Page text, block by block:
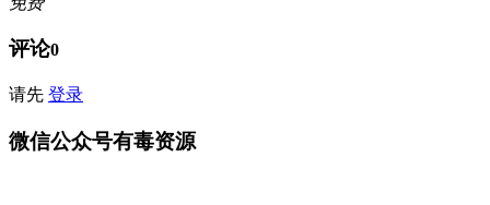
评论0
请先 登录
微信公众号有毒资源